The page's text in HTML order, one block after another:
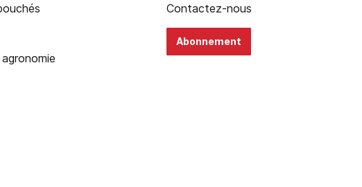
Contactez-nous
Abonnement